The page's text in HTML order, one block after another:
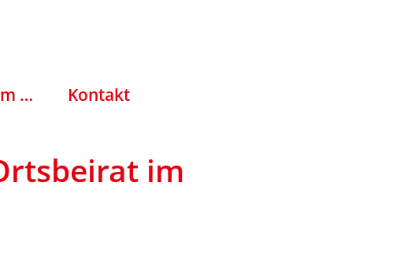
… Kontakt
im